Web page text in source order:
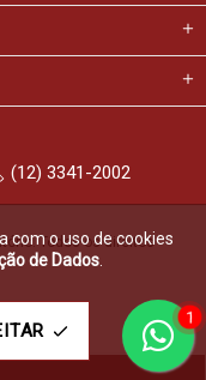
(12) 3341-2002
Todos os direitos
com o uso de cookies
de Dados
1